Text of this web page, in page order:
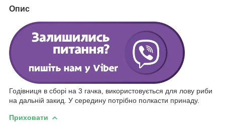
Опис
Годівниця в сборі на 3 гачка, використовується для лову риби
на дальній закид. У середину потрібно полкасти принаду.
Приховати